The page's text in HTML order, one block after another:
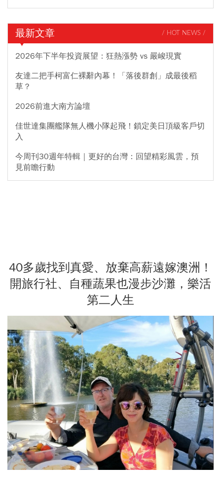
最新文章 / HOT NEWS /
2026年下半年投資展望：狂熱漲勢 vs 嚴峻現實
友達二把手柯富仁裸辭內幕！「落後群創」成最後稻
草？
2026前進大南方論壇
佳世達集團艦隊無人機小隊起飛！鎖定美日頂級客戶切
入
今周刊30週年特輯｜更好的台灣：回望精彩風雲，預
見前瞻行動
40多歲找到真愛、放棄高薪遠嫁澳洲！
開旅行社、自種蔬果也漫步沙灘，樂活
第二人生